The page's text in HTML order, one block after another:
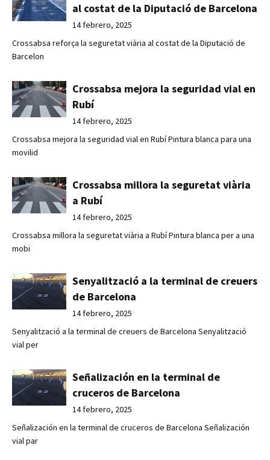
al costat de la Diputació de Barcelona
14 febrero, 2025
Crossabsa reforça la seguretat viària al costat de la Diputació de
Barcelon
Crossabsa mejora la seguridad vial en
Rubí
14 febrero, 2025
Crossabsa mejora la seguridad vial en Rubí Pintura blanca para una
movilid
Crossabsa millora la seguretat viària
a Rubí
14 febrero, 2025
Crossabsa millora la seguretat viària a Rubí Pintura blanca per a una
mobi
Senyalització a la terminal de creuers
de Barcelona
14 febrero, 2025
Senyalització a la terminal de creuers de Barcelona Senyalització
vial per
Señalización en la terminal de
cruceros de Barcelona
14 febrero, 2025
Señalización en la terminal de cruceros de Barcelona Señalización
vial par